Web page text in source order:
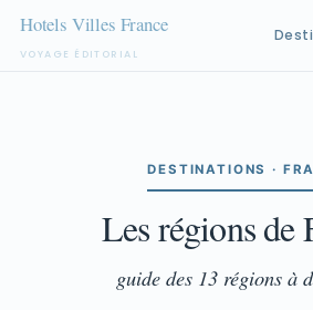
VOYAGE ÉDITORIAL
DESTINATIONS ·
Les régions de
guide des 13 régions à